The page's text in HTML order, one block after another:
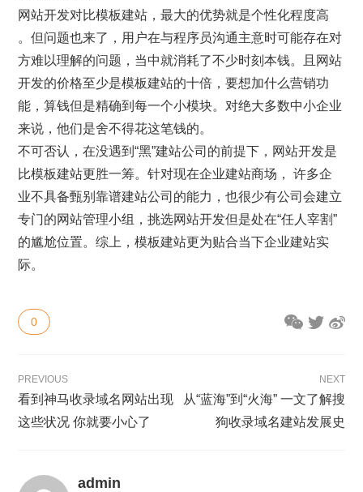
网站开发对比模板建站，最大的优势就是个性化程度高
。但问题也来了，用户在与程序员沟通主意时可能存在对
方难以理解的问题，当中就消耗了不少时刻本钱。且网站
开发的价格至少是模板建站的十倍，要想加什么营销功
能，算钱但是精确到每一个小模块。对绝大多数中小企业
来说，他们是舍不得花这笔钱的。
不可否认，在没遇到“黑”建站公司的前提下，网站开发是
比模板建站更胜一筹。针对现在企业建站商场， 许多企
业不具备甄别靠谱建站公司的能力，也很少有公司会建立
专门的网站管理小组，挑选网站开发但是处在“任人宰割”
的尴尬位置。综上，模板建站更为贴合当下企业建站实
际。
0
PREVIOUS
看到神马收录域名网站出现
这些状况 你就要小心了
NEXT
从“蓝海”到“火海” 一文了解搜
狗收录域名建站发展史
admin